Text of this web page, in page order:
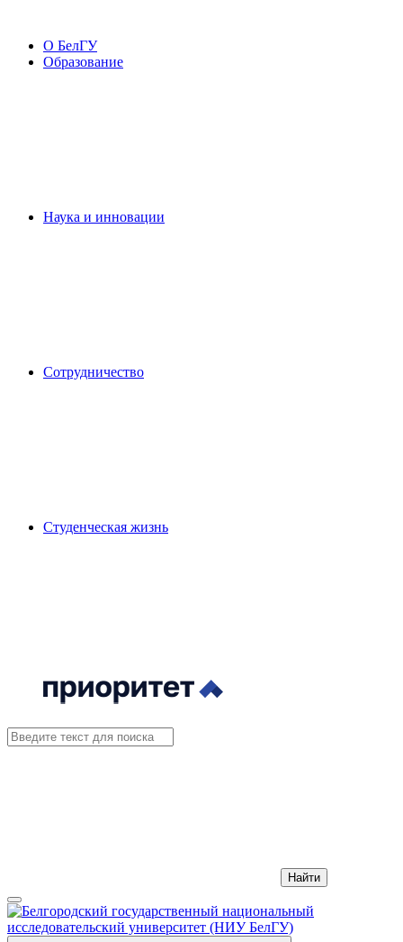
О БелГУ
Образование
Наука и инновации
Сотрудничество
Студенческая жизнь
Найти